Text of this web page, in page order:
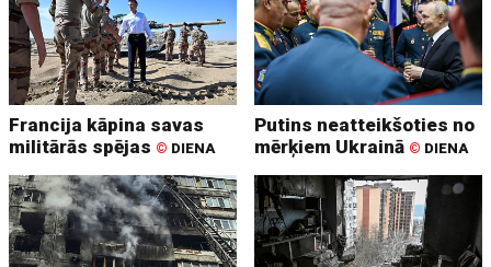
Francija kāpina savas
militārās spējas © DIENA
Putins neatteikšoties no
mērķiem Ukrainā © DIENA